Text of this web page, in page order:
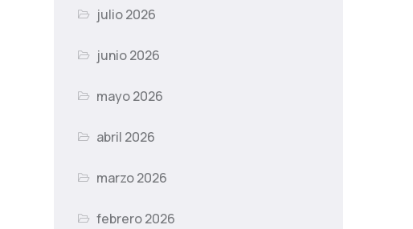
julio 2026
junio 2026
mayo 2026
abril 2026
marzo 2026
febrero 2026